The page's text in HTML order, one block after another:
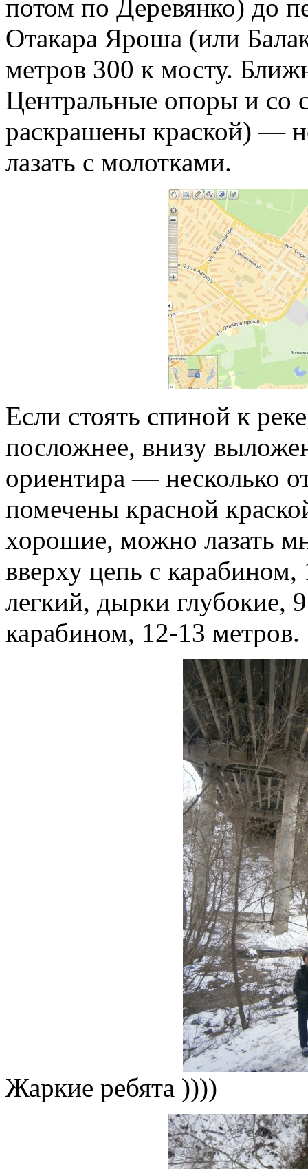
потом по Деревянко) до
Отакара Яроша (или
метров 300 к мосту.
Центральные опоры и со
раскрашены краской) —
лазать с молотками.
Если стоять спиной к
посложнее, внизу
ориентира — несколько
помечены красной
хорошие, можно лазать
вверху цепь с
легкий, дырки глубокие,
карабином, 12-13 метров.
Жаркие ребята ))))